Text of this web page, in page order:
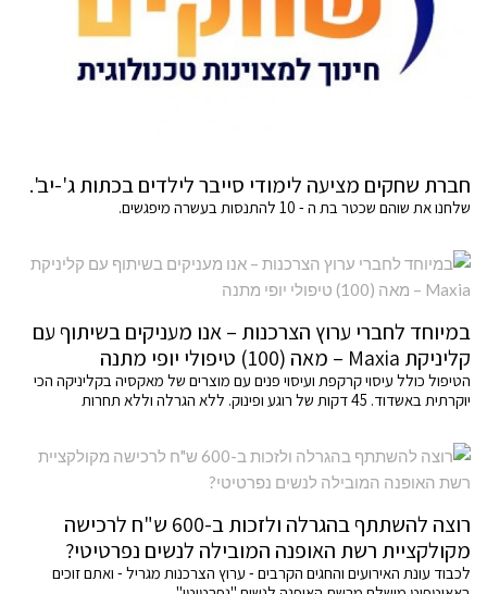
חברת שחקים מציעה לימודי סייבר לילדים בכתות ג'-יב'.
שלחנו את שוהם שכטר בת ה - 10 להתנסות בעשרה מיפגשים.
במיוחד לחברי ערוץ הצרכנות – אנו מעניקים בשיתוף עם
קליניקת Maxia – מאה (100) טיפולי יופי מתנה
הטיפול כולל עיסוי קרקפת ועיסוי פנים עם מוצרים של מאקסיה בקליניקה הכי
יוקרתית באשדוד. 45 דקות של רוגע ופינוק. ללא הגרלה וללא תחרות
רוצה להשתתף בהגרלה ולזכות ב-600 ש"ח לרכישה
מקולקציית רשת האופנה המובילה לנשים נפרטיטי?
לכבוד עונת האירועים והחגים הקרבים - ערוץ הצרכנות מגריל - ואתם זוכים